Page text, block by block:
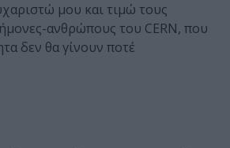
μου και τιμώ τους
ανθρώπους του CERN, που
δεν θα γίνουν ποτέ